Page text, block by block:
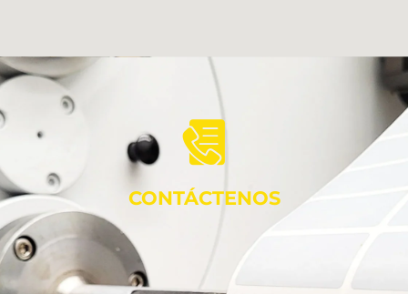
CONTÁCTENOS